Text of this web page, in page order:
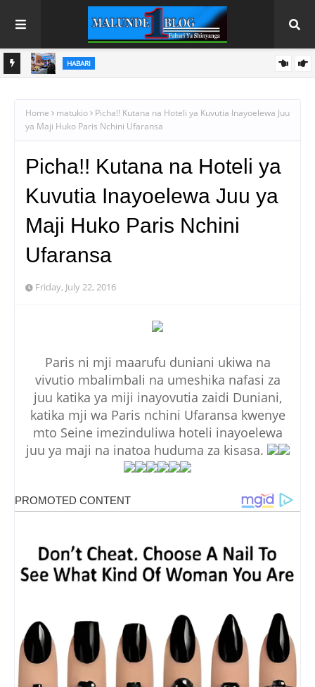
`HABARI
Home matukio
Picha!! Kutana na Hoteli ya Kuvutia Inayoelewa Juu
ya Maji Huko Paris Nchini Ufaransa
Picha!! Kutana na Hoteli ya
Kuvutia Inayoelewa Juu ya
Maji Huko Paris Nchini
Ufaransa
Friday, July 22, 2016
Paris ni mji maarufu duniani ukiwa na
vivutio mbalimbali na umeshika nafasi za
juu katika ya miji inayovutia zaidi Duniani,
katika mji wa Paris nchini Ufaransa kwenye
mto Seine imezinduliwa hoteli inayoelewa
juu ya maji na inatoa huduma za kisasa.